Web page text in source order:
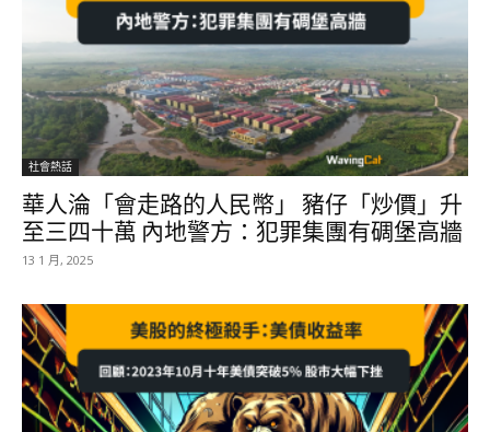
社會熱話
華人淪「會走路的人民幣」 豬仔「炒價」升
至三四十萬 內地警方：犯罪集團有碉堡高牆
13 1 月, 2025